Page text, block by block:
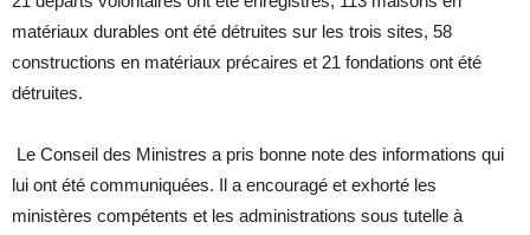
matériaux durables ont été détruites sur les trois sites, 58
constructions en matériaux précaires et 21 fondations ont été
détruites.
Le Conseil des Ministres a pris bonne note des informations qui
lui ont été communiquées. Il a encouragé et exhorté les
ministères compétents et les administrations sous tutelle à